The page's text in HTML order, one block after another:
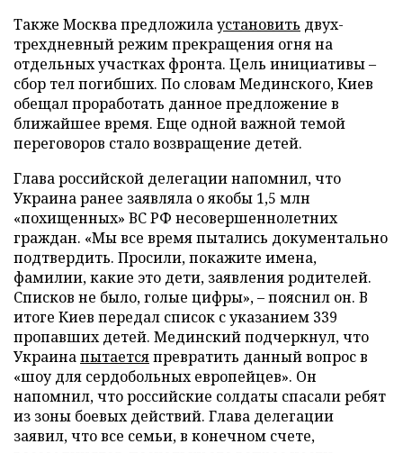
Также Москва предложилаустановить двух-
трехдневный режим прекращения огня на
отдельных участках фронта. Цель инициативы –
сбор тел погибших. По словам Мединского, Киев
обещал проработать данное предложение в
ближайшее время. Еще одной важной темой
переговоров стало возвращение детей.
Глава российской делегации напомнил, что
Украина ранее заявляла о якобы 1,5 млн
«похищенных» ВС РФ несовершеннолетних
граждан. «Мы все время пытались документально
подтвердить. Просили, покажите имена,
фамилии, какие это дети, заявления родителей.
Списков не было, голые цифры», – пояснил он. В
итоге Киев передал список с указанием 339
пропавших детей. Мединский подчеркнул, что
Украинапытаетсяпревратить данный вопрос в
«шоу для сердобольных европейцев». Он
напомнил, что российские солдаты спасали ребят
из зоны боевых действий. Глава делегации
заявил, что все семьи, в конечном счете,